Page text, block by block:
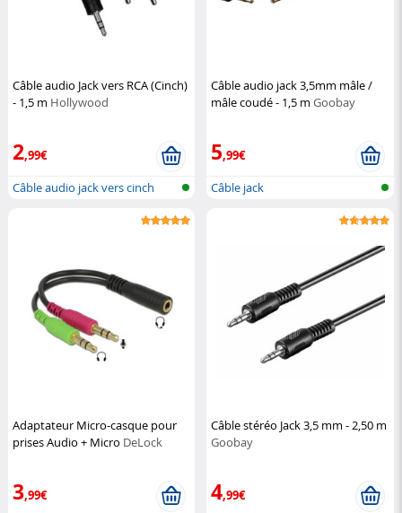
Câble audio Jack vers RCA (Cinch)
- 1,5 m Hollywood
2,99€
Câble audio jack vers cinch
Câble audio jack 3,5mm mâle /
mâle coudé - 1,5 mGoobay
5,99€
Câble jack
Adaptateur Micro-casque pour
prises Audio + Micro DeLock
3,99€
Câble stéréo Jack 3,5 mm - 2,50 m
Goobay
4,99€